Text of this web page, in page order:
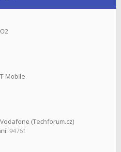
Mobile
(Techforum.cz)
94761